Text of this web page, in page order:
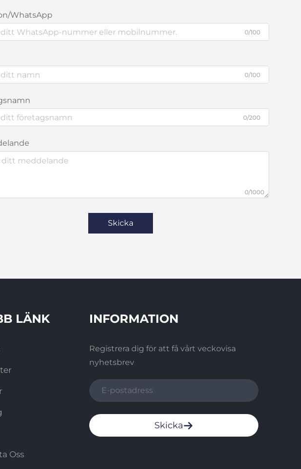
WhatsApp
0/100
0/100
0/200
0/1000
Skicka
LÄNK
Oss
INFORMATION
Registrera dig för att få vårt veckovisa
nyhetsbrev
Skicka